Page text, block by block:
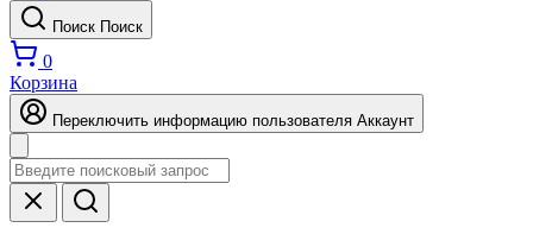
Поиск Поиск
0
Корзина
Переключить информацию пользователя Аккаунт